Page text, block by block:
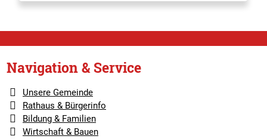
Navigation & Service
Unsere Gemeinde
Rathaus & Bürgerinfo
Bildung & Familien
Wirtschaft & Bauen